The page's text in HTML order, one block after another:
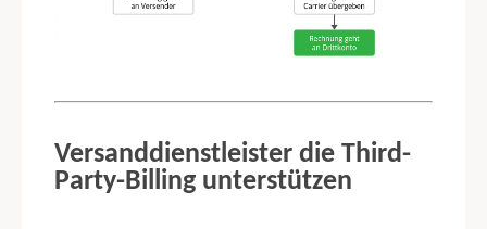
Versanddienstleister die Third-
Party-Billing unterstützen
5. GARBIT DACHSER ANBINDUNG ÜBER GSHIP